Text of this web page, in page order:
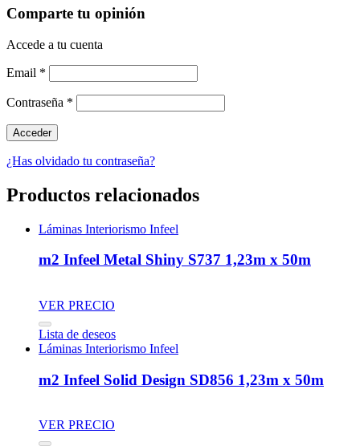
Comparte tu opinión
Accede a tu cuenta
Email *
Contraseña *
¿Has olvidado tu contraseña?
Productos relacionados
Láminas Interiorismo Infeel
m2 Infeel Metal Shiny S737 1,23m x 50m
VER PRECIO
Lista de deseos
Láminas Interiorismo Infeel
m2 Infeel Solid Design SD856 1,23m x 50m
VER PRECIO